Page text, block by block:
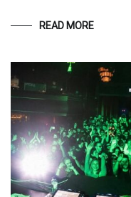
READ MORE